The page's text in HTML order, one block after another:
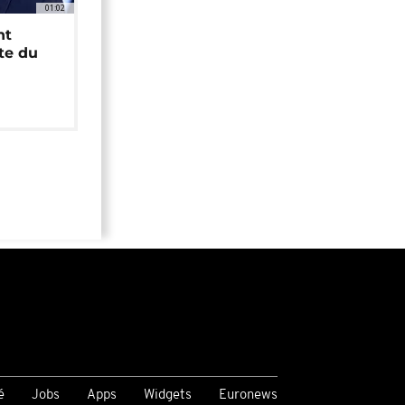
01:02
du
Jobs Apps Widgets Euronews